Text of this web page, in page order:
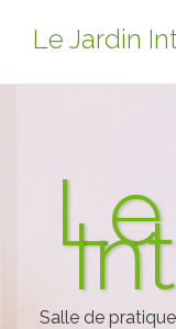
Le Jardin
Salle de